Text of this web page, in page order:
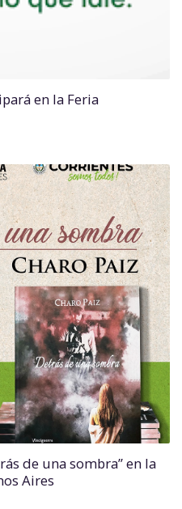
en la Feria
de una sombra” en la
Aires